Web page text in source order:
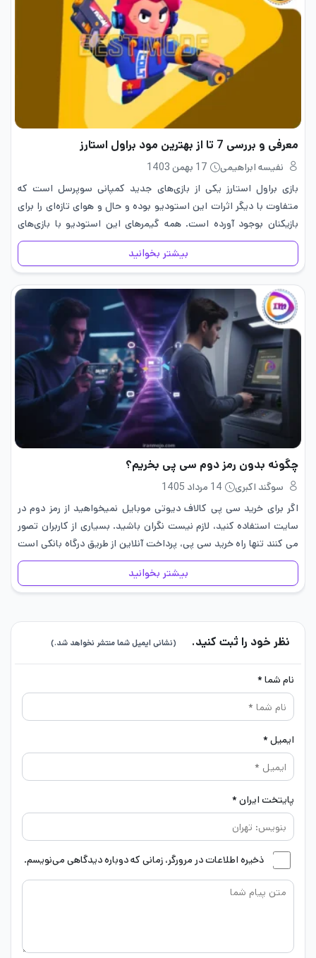
معرفی و بررسی 7 تا از بهترین مود براول استارز
نفیسه ابراهیمی
17 بهمن 1403
بازی براول استارز یکی از بازی‌های جدید کمپانی سوپرسل است که
متفاوت با دیگر اثرات این استودیو بوده و حال و هوای تازه‌ای را برای
بازیکنان بوجود آورده است. همه گیمرهای این استودیو با بازی‌های
کلش آف کلنز و کلش…
بیشتر بخوانید
چگونه بدون رمز دوم سی پی بخریم؟
سوگند اکبری
14 مرداد 1405
اگر برای خرید سی پی کالاف دیوتی موبایل نمیخواهید از رمز دوم در
سایت استفاده کنید، لازم نیست نگران باشید. بسیاری از کاربران تصور
می کنند تنها راه خرید سی پی، پرداخت آنلاین از طریق درگاه بانکی است
در حالی…
بیشتر بخوانید
نظر خود را ثبت کنید. (نشانی ایمیل شما منتشر نخواهد شد.)
نام شما *
ایمیل *
پایتخت ایران *
ذخیره اطلاعات در مرورگر، زمانی که دوباره دیدگاهی می‌نویسم.